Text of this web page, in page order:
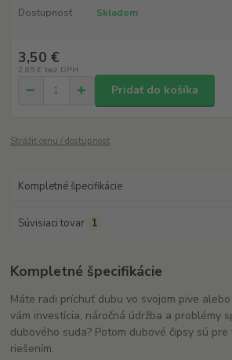
Dostupnosť Skladom
3,50 €
2,85 € bez DPH
Pridať do košíka
Strážiť cenu / dostupnosť
Kompletné špecifikácie
Súvisiaci tovar 1
Kompletné špecifikácie
Máte radi príchuť dubu vo svojom pive
vám investícia, náročná údržba a problémy
dubového suda? Potom dubové čipsy sú
riešením.